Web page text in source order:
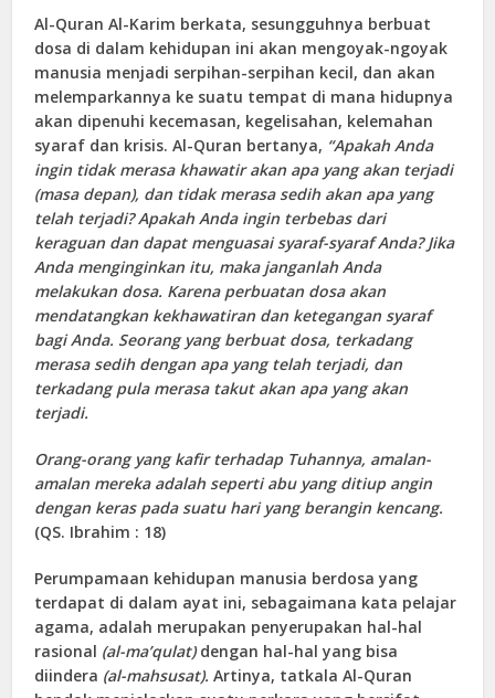
Al-Quran Al-Karim berkata, sesungguhnya berbuat
dosa di dalam kehidupan ini akan mengoyak-ngoyak
manusia menjadi serpihan-serpihan kecil, dan akan
melemparkannya ke suatu tempat di mana hidupnya
akan dipenuhi kecemasan, kegelisahan, kelemahan
syaraf dan krisis. Al-Quran bertanya, “Apakah Anda
ingin tidak merasa khawatir akan apa yang akan terjadi
(masa depan), dan tidak merasa sedih akan apa yang
telah terjadi? Apakah Anda ingin terbebas dari
keraguan dan dapat menguasai syaraf-syaraf Anda? Jika
Anda menginginkan itu, maka janganlah Anda
melakukan dosa. Karena perbuatan dosa akan
mendatangkan kekhawatiran dan ketegangan syaraf
bagi Anda. Seorang yang berbuat dosa, terkadang
merasa sedih dengan apa yang telah terjadi, dan
terkadang pula merasa takut akan apa yang akan
terjadi.
Orang-orang yang kafir terhadap Tuhannya, amalan-
amalan mereka adalah seperti abu yang ditiup angin
dengan keras pada suatu hari yang berangin kencang.
(QS. Ibrahim : 18)
Perumpamaan kehidupan manusia berdosa yang
terdapat di dalam ayat ini, sebagaimana kata pelajar
agama, adalah merupakan penyerupakan hal-hal
rasional (al-ma’qulat)dengan hal-hal yang bisa
diindera (al-mahsusat).Artinya, tatkala Al-Quran